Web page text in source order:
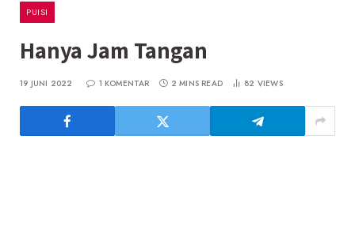
PUISI
Hanya Jam Tangan
19 JUNI 2022 1 KOMENTAR 2 MINS READ 82 VIEWS